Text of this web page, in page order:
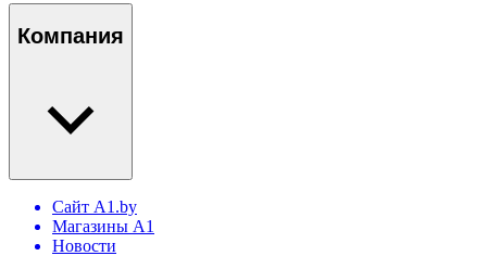
Компания
Сайт A1.by
Магазины А1
Новости